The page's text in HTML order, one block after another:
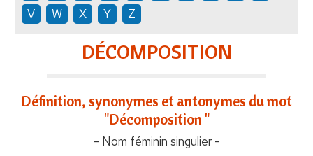
V
W X Y Z
DÉCOMPOSITION
Définition, synonymes et antonymes du mot
"Décomposition "
- Nom féminin singulier -